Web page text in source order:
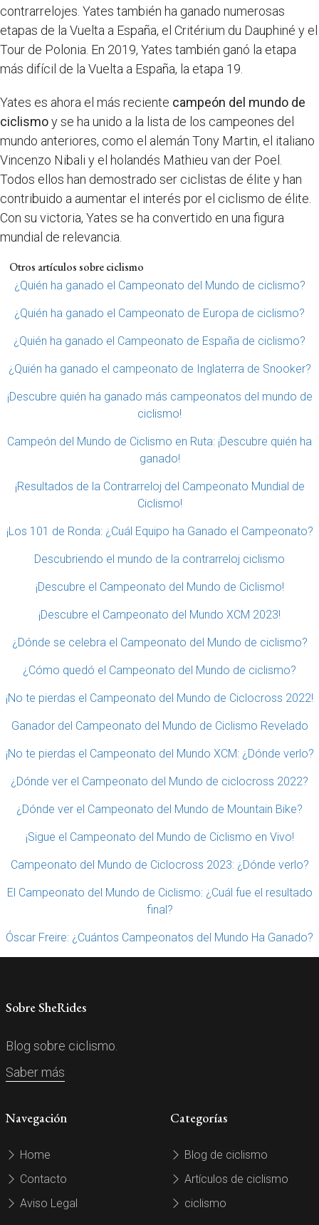
contrarrelojes. Yates también ha ganado numerosas
etapas de la Vuelta a España, el Critérium du Dauphiné y el
Tour de Polonia. En 2019, Yates también ganó la etapa
más difícil de la Vuelta a España, la etapa 19.
Yates es ahora el más reciente campeón del mundo de
ciclismoy se ha unido a la lista de los campeones del
mundo anteriores, como el alemán Tony Martin, el italiano
Vincenzo Nibali y el holandés Mathieu van der Poel.
Todos ellos han demostrado ser ciclistas de élite y han
contribuido a aumentar el interés por el ciclismo de élite.
Con su victoria, Yates se ha convertido en una figura
mundial de relevancia.
Otros artículos sobre ciclismo
¿Quién ha ganado el Campeonato del Mundo de ciclismo?
¿Quién ha ganado el Campeonato de Europa de ciclismo?
¿Quién ha ganado el Campeonato de España de ciclismo?
¿Quién ha ganado el campeonato de Inglaterra de Snooker?
¡Descubre quién ha ganado más campeonatos del mundo de
ciclismo!
Campeón del Mundo de Ciclismo en Ruta: ¡Descubre quién ha
ganado!
¡Resultados de la Contrarreloj del Campeonato Mundial de
Ciclismo!
¡Los 101 de Ronda: ¿Cuál Equipo ha Ganado el Campeonato?
Descubriendo el mundo de la contrarreloj ciclismo
¡Descubre el Campeonato del Mundo de Ciclismo!
¡Descubre el Campeonato del Mundo XCM 2023!
¿Dónde se celebra el Campeonato del Mundo de ciclismo?
¿Cómo quedó el Campeonato del Mundo de ciclismo?
¡No te pierdas el Campeonato del Mundo de Ciclocross 2022!
Ganador del Campeonato del Mundo de Ciclismo Revelado
¡No te pierdas el Campeonato del Mundo XCM: ¿Dónde verlo?
¿Dónde ver el Campeonato del Mundo de ciclocross 2022?
¿Dónde ver el Campeonato del Mundo de Mountain Bike?
¡Sigue el Campeonato del Mundo de Ciclismo en Vivo!
Campeonato del Mundo de Ciclocross 2023: ¿Dónde verlo?
El Campeonato del Mundo de Ciclismo: ¿Cuál fue el resultado
final?
Óscar Freire: ¿Cuántos Campeonatos del Mundo Ha Ganado?
Sobre SheRides
Blog sobre ciclismo.
Saber más
Navegación
Home
Contacto
Aviso Legal
Categorías
Blog de ciclismo
Artículos de ciclismo
ciclismo